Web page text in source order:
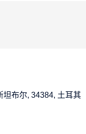
布尔, 34384, 土耳其